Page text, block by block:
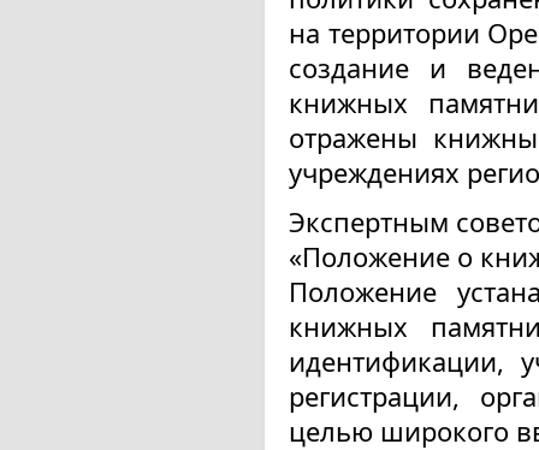
на территории
создание и
книжных
отражены
учреждениях
Экспертным
«Положение о
Положение
книжных
идентификации,
регистрации,
целью широкого